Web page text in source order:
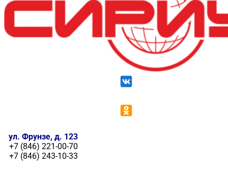
ул. Фрунзе, д. 123
+7 (846) 221-00-70
+7 (846) 243-10-33